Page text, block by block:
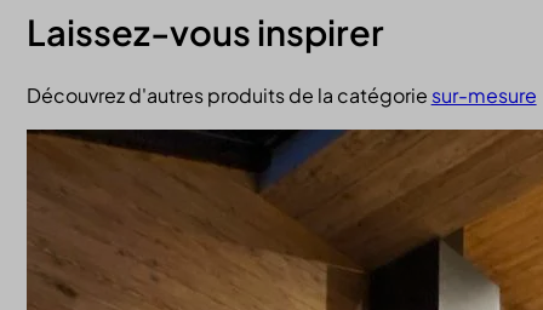
Laissez-vous inspirer
Découvrez d'autres produits de la catégorie sur-mesure